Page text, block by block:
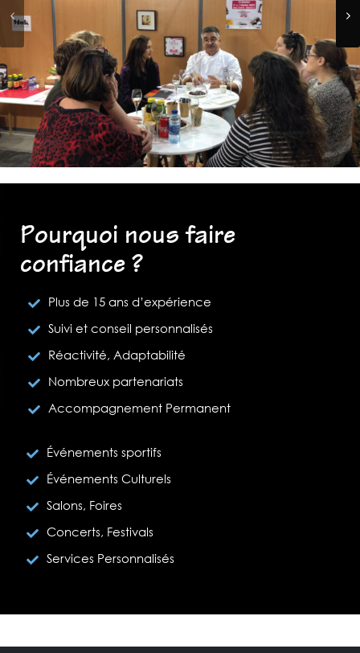
Pourquoi nous faire
confiance ?
Plus de 15 ans d’expérience
Suivi et conseil personnalisés
Réactivité, Adaptabilité
Nombreux partenariats
Accompagnement Permanent
Événements sportifs
Événements Culturels
Salons, Foires
Concerts, Festivals
Services Personnalisés